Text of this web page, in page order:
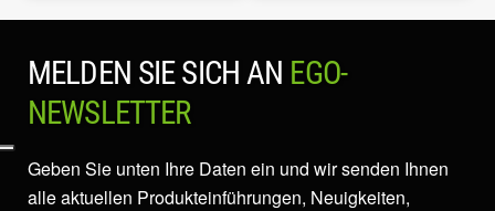
MELDEN SIE SICH AN EGO-
NEWSLETTER
Geben Sie unten Ihre Daten ein und wir senden Ihnen
alle aktuellen Produkteinführungen, Neuigkeiten,